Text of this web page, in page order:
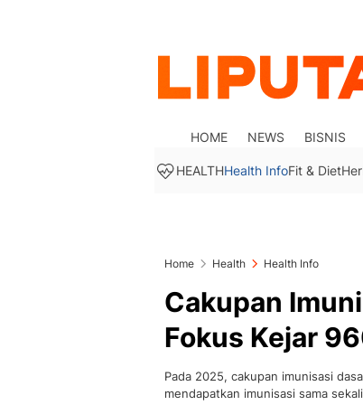
HOME NEWS BISNIS
HEALTHHealth InfoFit & Diet
Home Health Health Info
Cakupan
Fokus Kejar
Pada 2025, cakupan imunisasi
mendapatkan imunisasi sama